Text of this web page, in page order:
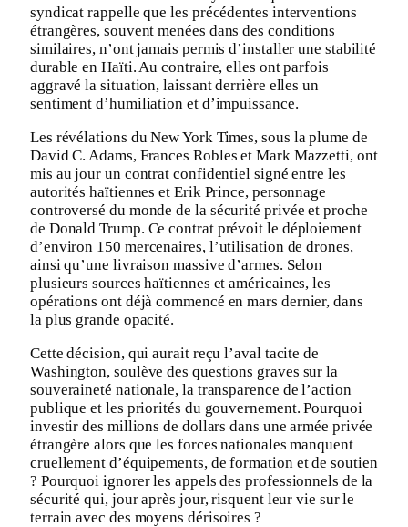
syndicat rappelle que les précédentes interventions
étrangères, souvent menées dans des conditions
similaires, n’ont jamais permis d’installer une stabilité
durable en Haïti. Au contraire, elles ont parfois
aggravé la situation, laissant derrière elles un
sentiment d’humiliation et d’impuissance.
Les révélations du New York Times, sous la plume de
David C. Adams, Frances Robles et Mark Mazzetti, ont
mis au jour un contrat confidentiel signé entre les
autorités haïtiennes et Erik Prince, personnage
controversé du monde de la sécurité privée et proche
de Donald Trump. Ce contrat prévoit le déploiement
d’environ 150 mercenaires, l’utilisation de drones,
ainsi qu’une livraison massive d’armes. Selon
plusieurs sources haïtiennes et américaines, les
opérations ont déjà commencé en mars dernier, dans
la plus grande opacité.
Cette décision, qui aurait reçu l’aval tacite de
Washington, soulève des questions graves sur la
souveraineté nationale, la transparence de l’action
publique et les priorités du gouvernement. Pourquoi
investir des millions de dollars dans une armée privée
étrangère alors que les forces nationales manquent
cruellement d’équipements, de formation et de soutien
? Pourquoi ignorer les appels des professionnels de la
sécurité qui, jour après jour, risquent leur vie sur le
terrain avec des moyens dérisoires ?